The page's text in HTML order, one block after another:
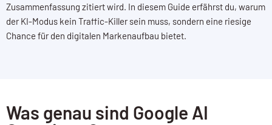
Zusammenfassung zitiert wird. In diesem Guide erfährst du, warum
der KI-Modus kein Traffic-Killer sein muss, sondern eine riesige
Chance für den digitalen Markenaufbau bietet.
Was genau sind Google AI